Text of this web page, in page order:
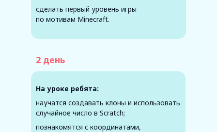
На уроке ребята:
сделать первый уровень игры
по мотивам Minecraft.
2 день
научатся создавать клоны и использовать
случайное число в Scratch;
познакомятся с координатами,